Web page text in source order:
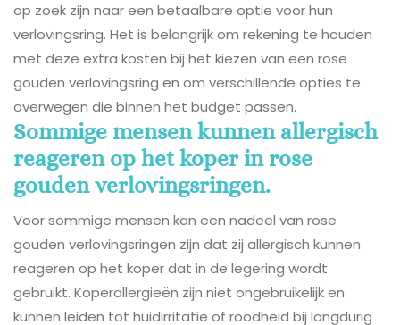
op zoek zijn naar een betaalbare optie voor hun
verlovingsring. Het is belangrijk om rekening te houden
met deze extra kosten bij het kiezen van een rose
gouden verlovingsring en om verschillende opties te
overwegen die binnen het budget passen.
Sommige mensen kunnen allergisch
reageren op het koper in rose
gouden verlovingsringen.
Voor sommige mensen kan een nadeel van rose
gouden verlovingsringen zijn dat zij allergisch kunnen
reageren op het koper dat in de legering wordt
gebruikt. Koperallergieën zijn niet ongebruikelijk en
kunnen leiden tot huidirritatie of roodheid bij langdurig